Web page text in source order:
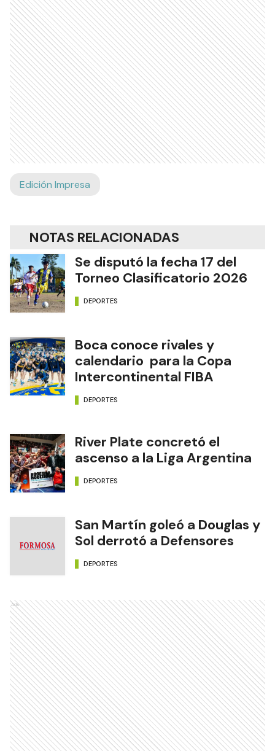
Edición Impresa
NOTAS RELACIONADAS
Se disputó la fecha 17 del
Torneo Clasificatorio 2026
DEPORTES
Boca conoce rivales y
calendario para la Copa
Intercontinental FIBA
DEPORTES
River Plate concretó el
ascenso a la Liga Argentina
DEPORTES
San Martín goleó a Douglas y
Sol derrotó a Defensores
DEPORTES
Ads